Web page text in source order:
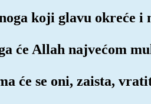
koji glavu okreće i
će Allah najvećom
će se oni, zaista,